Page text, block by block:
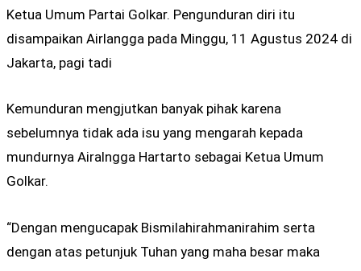
Ketua Umum Partai Golkar. Pengunduran diri itu
disampaikan Airlangga pada Minggu, 11 Agustus 2024 di
Jakarta, pagi tadi
Kemunduran mengjutkan banyak pihak karena
sebelumnya tidak ada isu yang mengarah kepada
mundurnya Airalngga Hartarto sebagai Ketua Umum
Golkar.
“Dengan mengucapak Bismilahirahmanirahim serta
dengan atas petunjuk Tuhan yang maha besar maka